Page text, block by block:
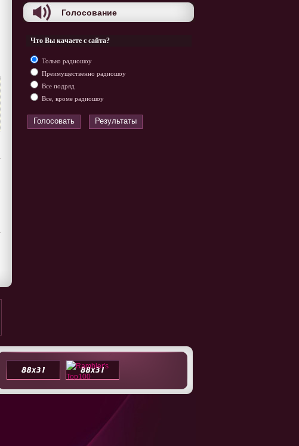
Голосование
Что Вы качаете с сайта?
Только радиошоу
Преимущественно радиошоу
Все подряд
Все, кроме радиошоу
Голосовать Результаты